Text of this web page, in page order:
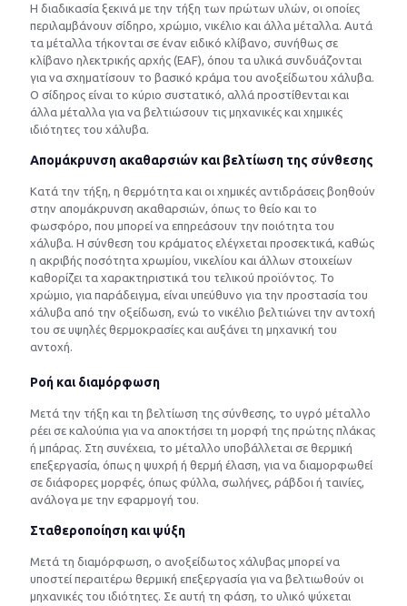
Η διαδικασία ξεκινά με την τήξη των πρώτων υλών, οι οποίες
περιλαμβάνουν σίδηρο, χρώμιο, νικέλιο και άλλα μέταλλα. Αυτά
τα μέταλλα τήκονται σε έναν ειδικό κλίβανο, συνήθως σε
κλίβανο ηλεκτρικής αρχής (EAF), όπου τα υλικά συνδυάζονται
για να σχηματίσουν το βασικό κράμα του ανοξείδωτου χάλυβα.
Ο σίδηρος είναι το κύριο συστατικό, αλλά προστίθενται και
άλλα μέταλλα για να βελτιώσουν τις μηχανικές και χημικές
ιδιότητες του χάλυβα.
Απομάκρυνση ακαθαρσιών και βελτίωση της σύνθεσης
Κατά την τήξη, η θερμότητα και οι χημικές αντιδράσεις βοηθούν
στην απομάκρυνση ακαθαρσιών, όπως το θείο και το
φωσφόρο, που μπορεί να επηρεάσουν την ποιότητα του
χάλυβα. Η σύνθεση του κράματος ελέγχεται προσεκτικά, καθώς
η ακριβής ποσότητα χρωμίου, νικελίου και άλλων στοιχείων
καθορίζει τα χαρακτηριστικά του τελικού προϊόντος. Το
χρώμιο, για παράδειγμα, είναι υπεύθυνο για την προστασία του
χάλυβα από την οξείδωση, ενώ το νικέλιο βελτιώνει την αντοχή
του σε υψηλές θερμοκρασίες και αυξάνει τη μηχανική του
αντοχή.
Ροή και διαμόρφωση
Μετά την τήξη και τη βελτίωση της σύνθεσης, το υγρό μέταλλο
ρέει σε καλούπια για να αποκτήσει τη μορφή της πρώτης πλάκας
ή μπάρας. Στη συνέχεια, το μέταλλο υποβάλλεται σε θερμική
επεξεργασία, όπως η ψυχρή ή θερμή έλαση, για να διαμορφωθεί
σε διάφορες μορφές, όπως φύλλα, σωλήνες, ράβδοι ή ταινίες,
ανάλογα με την εφαρμογή του.
Σταθεροποίηση και ψύξη
Μετά τη διαμόρφωση, ο ανοξείδωτος χάλυβας μπορεί να
υποστεί περαιτέρω θερμική επεξεργασία για να βελτιωθούν οι
μηχανικές του ιδιότητες. Σε αυτή τη φάση, το υλικό ψύχεται